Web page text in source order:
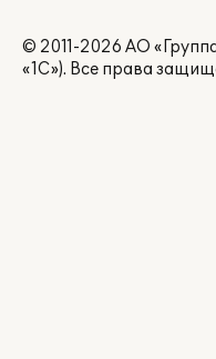
© 2011-2026 АО
«1С»). Все права